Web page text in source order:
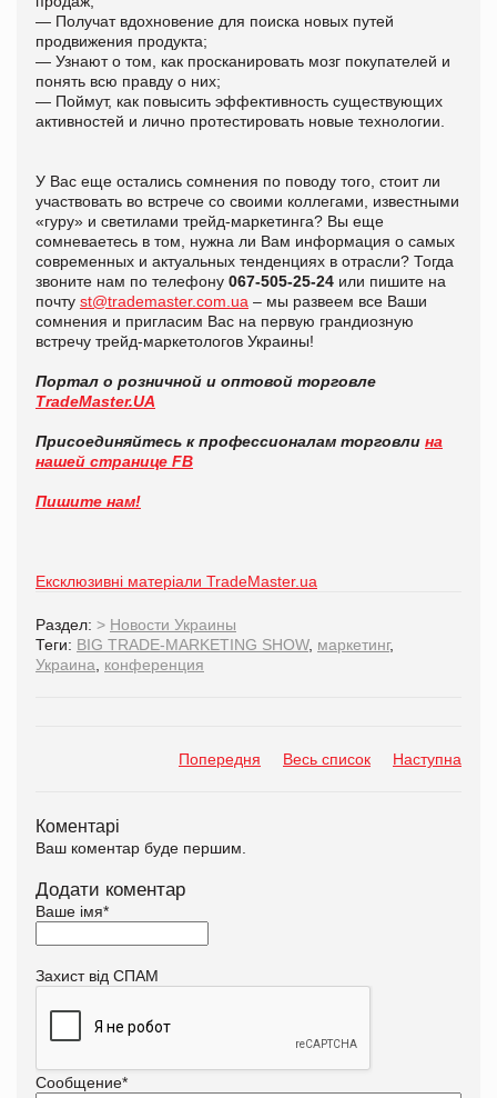
— Получат вдохновение для поиска новых путей
продвижения продукта;
— Узнают о том, как просканировать мозг покупателей и
понять всю правду о них;
— Поймут, как повысить эффективность существующих
активностей и лично протестировать новые технологии.
У Вас еще остались сомнения по поводу того, стоит ли
участвовать во встрече со своими коллегами, известными
«гуру» и светилами трейд-маркетинга? Вы еще
сомневаетесь в том, нужна ли Вам информация о самых
современных и актуальных тенденциях в отрасли? Тогда
звоните нам по телефону 067-505-25-24 или пишите на
почту st@trademaster.com.ua – мы развеем все Ваши
сомнения и пригласим Вас на первую грандиозную
встречу трейд-маркетологов Украины!
Портал о розничной и оптовой торговле
TradeMaster.UA
Присоединяйтесь к профессионалам торговли на
нашей странице FB
Пишите нам!
Ексклюзивні матеріали TradeMaster.ua
Раздел: > Новости Украины
Теги: BIG TRADE-MARKETING SHOW, маркетинг,
Украина
конференция
Попередня Весь список Наступна
Коментарі
Ваш коментар буде першим.
Додати коментар
Ваше імя*
Захист від СПАМ
Сообщение*